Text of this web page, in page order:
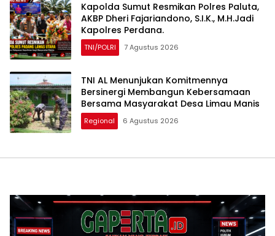
Kapolda Sumut Resmikan Polres Paluta,
AKBP Dheri Fajariandono, S.I.K., M.H.Jadi
Kapolres Perdana.
TNI/POLRI 7 Agustus 2026
TNI AL Menunjukan Komitmennya
Bersinergi Membangun Kebersamaan
Bersama Masyarakat Desa Limau Manis
Regional 6 Agustus 2026